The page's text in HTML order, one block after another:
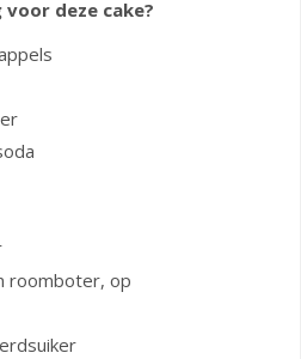
deze cake?
roomboter, op